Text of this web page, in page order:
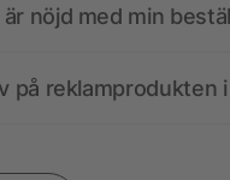
nöjd med min
på reklamprodukten